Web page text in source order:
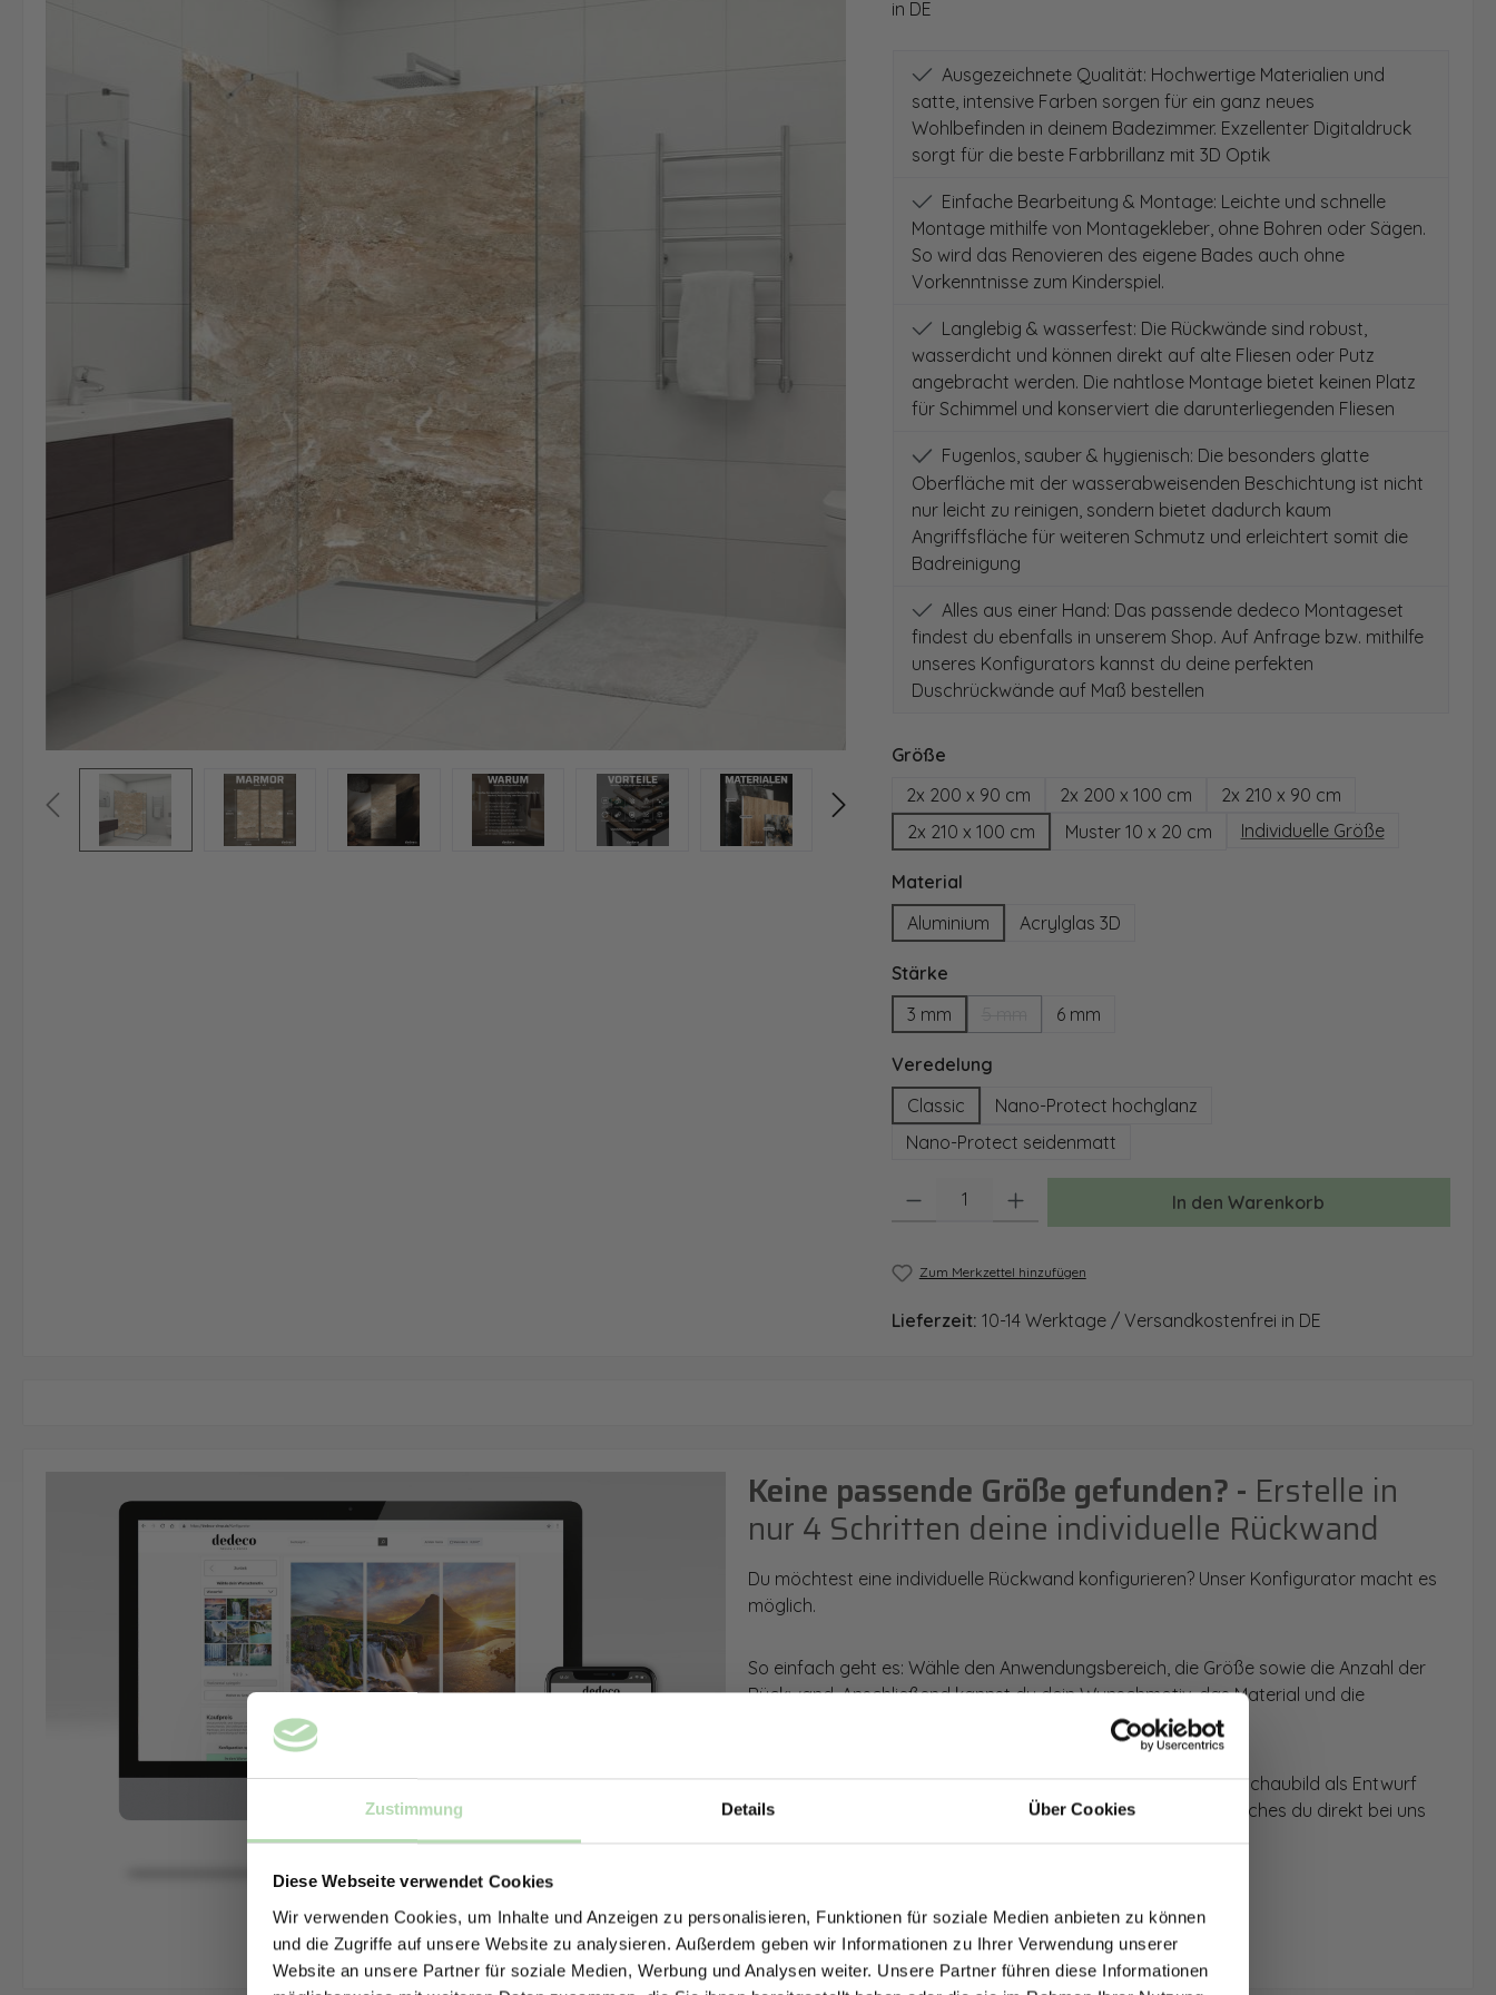
Zustimmung Details Über Cookies
Diese Webseite verwendet Cookies
Wir verwenden Cookies, um Inhalte und Anzeigen zu personalisieren, Funktionen für soziale Medien anbieten zu können
und die Zugriffe auf unsere Website zu analysieren. Außerdem geben wir Informationen zu Ihrer Verwendung unserer
Website an unsere Partner für soziale Medien, Werbung und Analysen weiter. Unsere Partner führen diese Informationen
in DE
Ausgezeichnete Qualität: Hochwertige Materialien und
satte, intensive Farben sorgen für ein ganz neues
Wohlbefinden in deinem Badezimmer. Exzellenter Digitaldruck
sorgt für die beste Farbbrillanz mit 3D Optik
Einfache Bearbeitung & Montage: Leichte und schnelle
Montage mithilfe von Montagekleber, ohne Bohren oder Sägen.
So wird das Renovieren des eigene Bades auch ohne
Vorkenntnisse zum Kinderspiel.
Langlebig & wasserfest: Die Rückwände sind robust,
wasserdicht und können direkt auf alte Fliesen oder Putz
angebracht werden. Die nahtlose Montage bietet keinen Platz
für Schimmel und konserviert die darunterliegenden Fliesen
Fugenlos, sauber & hygienisch: Die besonders glatte
Oberfläche mit der wasserabweisenden Beschichtung ist nicht
nur leicht zu reinigen, sondern bietet dadurch kaum
Angriffsfläche für weiteren Schmutz und erleichtert somit die
Badreinigung
Alles aus einer Hand: Das passende dedeco Montageset
findest du ebenfalls in unserem Shop. Auf Anfrage bzw. mithilfe
unseres Konfigurators kannst du deine perfekten
Duschrückwände auf Maß bestellen
Größeauswählen
2x 200 x 90 cm
2x 200 x 100 cm
2x 210 x 90 cm
2x 210 x 100 cm
Muster 10 x 20 cm Individuelle Größe
Materialauswählen
Aluminium
Acrylglas 3D
Stärkeauswählen
3 mm
(Diese Option ist zurzeit nicht verfügbar.)
6 mm
Veredelungauswählen
Classic
Nano-Protect hochglanz
Nano-Protect seidenmatt
Produkt Anzahl: Gib den gewünschten Wert ein oder benutze die Schaltflächen
In den Warenkorb
Zum Merkzettel hinzufügen
Lieferzeit: 10-14 Werktage / Versandkostenfrei in DE
Keine passende Größe gefunden? - Erstelle in
nur 4 Schritten deine individuelle Rückwand
Du möchtest eine individuelle Rückwand konfigurieren? Unser Konfigurator macht es
möglich.
So einfach geht es: Wähle den Anwendungsbereich, die Größe sowie die Anzahl der
Rückwand. Anschließend kannst du dein Wunschmotiv, das Material und die
Mithilfe unseres Konfigurators werden dir die Rückwände im Schaubild als Entwurf
dargestellt. Parallel erhältst du dein individuelles Angebot, welches du direkt bei uns
bestellen kannst.
Zum Konfigurator
Jetzt zum Newsletter anmelden.